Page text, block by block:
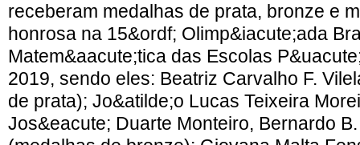
receberam medalhas de prata, bronze e
honrosa na 15&ordf; Olimp&iacute;ada
Matem&aacute;tica das Escolas
2019, sendo eles: Beatriz Carvalho F.
de prata); Jo&atilde;o Lucas Teixeira
Jos&eacute; Duarte Monteiro, Bernardo